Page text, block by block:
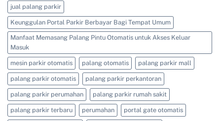
jual palang parkir
Keunggulan Portal Parkir Berbayar Bagi Tempat Umum
Manfaat Memasang Palang Pintu Otomatis untuk Akses Keluar
Masuk
mesin parkir otomatis palang otomatis palang parkir mall
palang parkir otomatis palang parkir perkantoran
palang parkir perumahan palang parkir rumah sakit
palang parkir terbaru perumahan portal gate otomatis